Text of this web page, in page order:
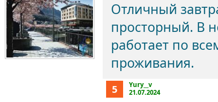
Отличный
просторный. В
работает по
проживания.
5
Yury__v
21.07.2024